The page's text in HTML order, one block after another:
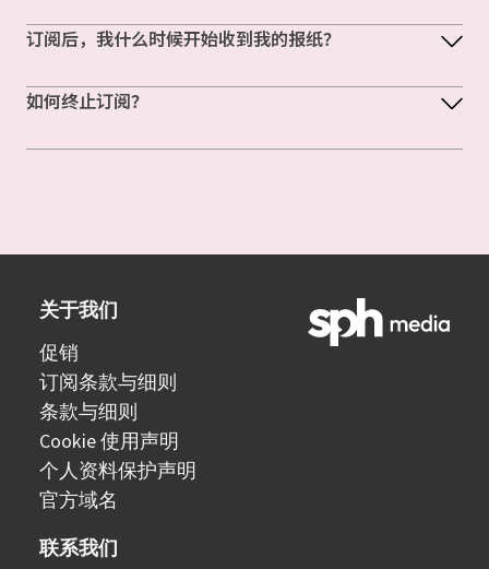
订阅后，我什么时候开始收到我的报纸？
如何终止订阅？
关于我们
促销
订阅条款与细则
条款与细则
Cookie 使用声明
个人资料保护声明
官方域名
联系我们